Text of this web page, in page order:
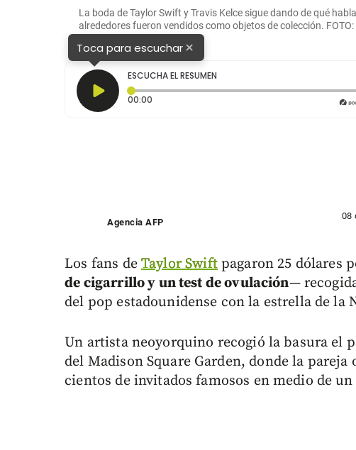
La boda de Taylor Swift y Travis Kelce sigue dando de qué
alrededores fueron vendidos como objetos de colección.
Toca para escuchar×
ESCUCHA EL RESUMEN
00:00
Agencia AFP
08
Los fans de Taylor Swiftpagaron 25 dólares
de cigarrillo y un test de ovulación—
del pop estadounidense con la estrella de la
Un artista neoyorquino recogió la basura el
del Madison Square Garden, donde la
cientos de invitados famosos en medio de